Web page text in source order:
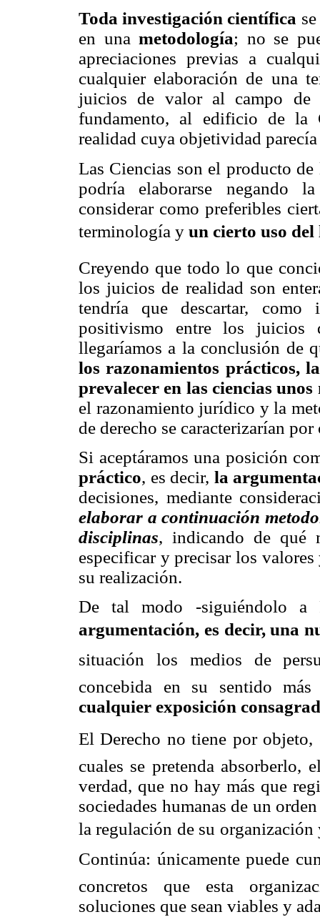
Toda investigación científica
en una metodología; no se
apreciaciones previas a
cualquier elaboración de una
juicios de valor al campo
fundamento, al edificio de la
realidad cuya objetividad parecía
Las Ciencias son el producto
podría elaborarse negando
considerar como preferibles
terminología y un cierto uso del
Creyendo que todo lo que
los juicios de realidad son
tendría que descartar,
positivismo entre los
llegaríamos a la conclusión de
los razonamientos prácticos,
prevalecer en las ciencias
el razonamiento jurídico y la
de derecho se caracterizarían
Si aceptáramos una posición
práctico, es decir, la
decisiones, mediante
elaborar a continuación
disciplinas, indicando de qué
especificar y precisar los
su realización.
De tal modo -siguiéndolo a
argumentación, es decir, una
situación los medios de
concebida en su sentido
cualquier exposición
El Derecho no tiene por
cuales se pretenda absorberlo,
verdad, que no hay más que
sociedades humanas de un
la regulación de su organización
Continúa: únicamente puede
concretos que esta
soluciones que sean viables y